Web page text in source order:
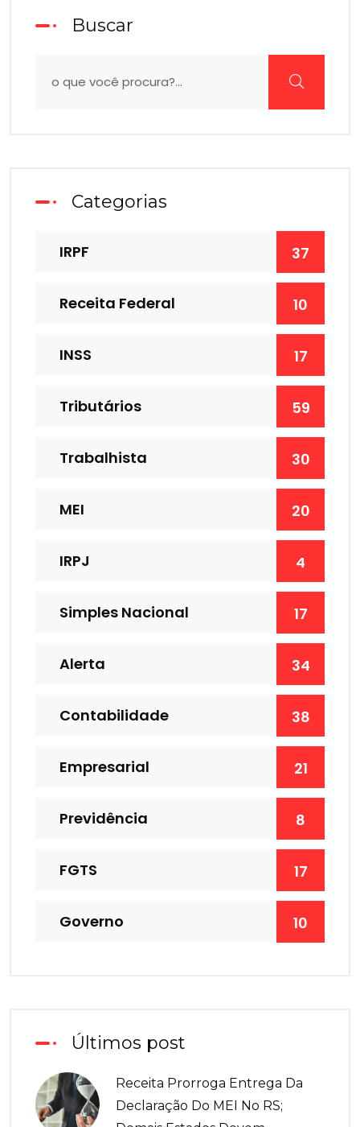
Buscar
Categorias
IRPF 37
Receita Federal 10
INSS 17
Tributários 59
Trabalhista 30
MEI 20
IRPJ 4
Simples Nacional 17
Alerta 34
Contabilidade 38
Empresarial 21
Previdência 8
FGTS 17
Governo 10
Últimos post
Receita Prorroga Entrega Da
Declaração Do MEI No RS;